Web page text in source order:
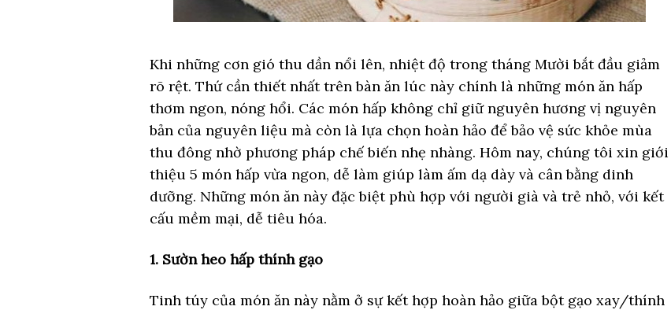
Khi những cơn gió thu dần nổi lên, nhiệt độ trong tháng Mười bắt đầu giảm
rõ rệt. Thứ cần thiết nhất trên bàn ăn lúc này chính là những món ăn hấp
thơm ngon, nóng hổi. Các món hấp không chỉ giữ nguyên hương vị nguyên
bản của nguyên liệu mà còn là lựa chọn hoàn hảo để bảo vệ sức khỏe mùa
thu đông nhờ phương pháp chế biến nhẹ nhàng. Hôm nay, chúng tôi xin giới
thiệu 5 món hấp vừa ngon, dễ làm giúp làm ấm dạ dày và cân bằng dinh
dưỡng. Những món ăn này đặc biệt phù hợp với người già và trẻ nhỏ, với kết
cấu mềm mại, dễ tiêu hóa.
1. Sườn heo hấp thính gạo
Tinh túy của món ăn này nằm ở sự kết hợp hoàn hảo giữa bột gạo xay/thính